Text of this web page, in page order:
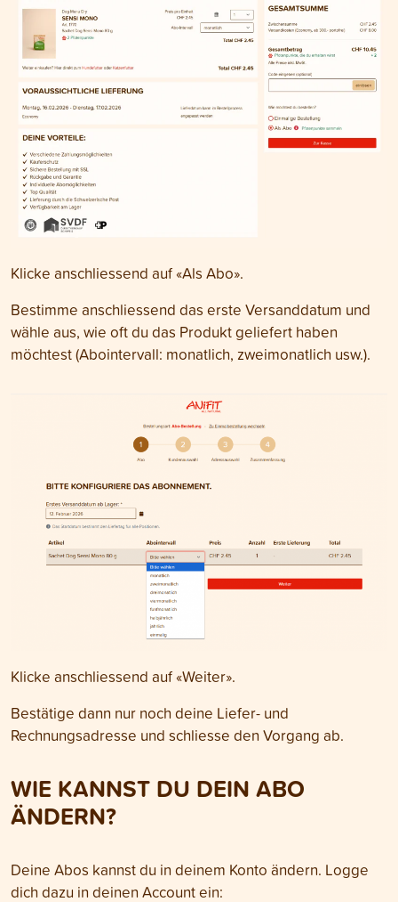
Klicke anschliessend auf «Als Abo».
Bestimme anschliessend das erste Versanddatum und
wähle aus, wie oft du das Produkt geliefert haben
möchtest (Abointervall: monatlich, zweimonatlich usw.).
Klicke anschliessend auf «Weiter».
Bestätige dann nur noch deine Liefer- und
Rechnungsadresse und schliesse den Vorgang ab.
WIE KANNST DU DEIN ABO
ÄNDERN?
Deine Abos kannst du in deinem Konto ändern. Logge
dich dazu in deinen Account ein: